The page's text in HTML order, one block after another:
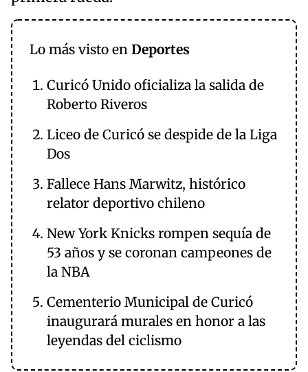
Lo más visto en Deportes
Curicó Unido oficializa la salida de
Roberto Riveros
Liceo de Curicó se despide de la Liga
Dos
Fallece Hans Marwitz, histórico
relator deportivo chileno
New York Knicks rompen sequía de
53 años y se coronan campeones de
la NBA
Cementerio Municipal de Curicó
inaugurará murales en honor a las
leyendas del ciclismo